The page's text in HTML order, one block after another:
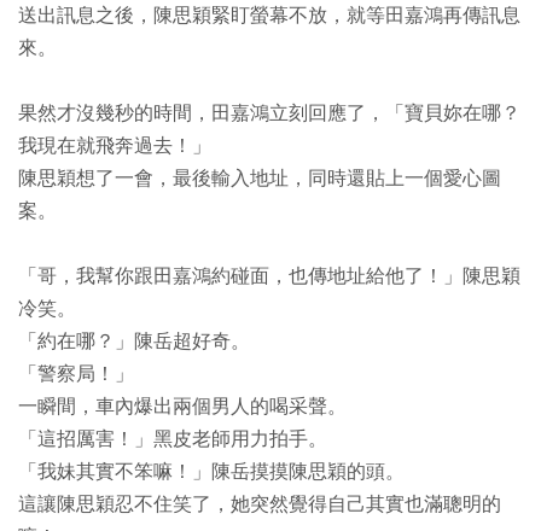
送出訊息之後，陳思穎緊盯螢幕不放，就等田嘉鴻再傳訊息
來。
果然才沒幾秒的時間，田嘉鴻立刻回應了，「寶貝妳在哪？
我現在就飛奔過去！」
陳思穎想了一會，最後輸入地址，同時還貼上一個愛心圖
案。
「哥，我幫你跟田嘉鴻約碰面，也傳地址給他了！」陳思穎
冷笑。
「約在哪？」陳岳超好奇。
「警察局！」
一瞬間，車內爆出兩個男人的喝采聲。
「這招厲害！」黑皮老師用力拍手。
「我妹其實不笨嘛！」陳岳摸摸陳思穎的頭。
這讓陳思穎忍不住笑了，她突然覺得自己其實也滿聰明的